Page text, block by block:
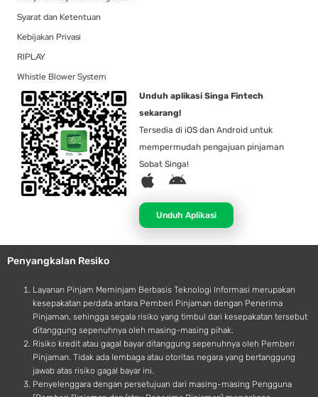
Syarat dan Ketentuan
Kebijakan Privasi
RIPLAY
Whistle Blower System
Unduh aplikasi Singa Fintech
sekarang!
Tersedia di iOS dan Android untuk
mempermudah pengajuan pinjaman
Sobat Singa!
A
p
l
e
A
d
r
o
d
Unduh Aplikasi
Penyangkalan Resiko
Layanan Pinjam Meminjam Berbasis Teknologi Informasi merupakan
kesepakatan perdata antara Pemberi Pinjaman dengan Penerima
Pinjaman, sehingga segala risiko yang timbul dari kesepakatan tersebut
ditanggung sepenuhnya oleh masing-masing pihak.
Risiko kredit atau gagal bayar ditanggung sepenuhnya oleh Pemberi
Pinjaman. Tidak ada lembaga atau otoritas negara yang bertanggung
jawab atas risiko gagal bayar ini.
Penyelenggara dengan persetujuan dari masing-masing Pengguna